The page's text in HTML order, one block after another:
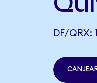
DF/QRX: